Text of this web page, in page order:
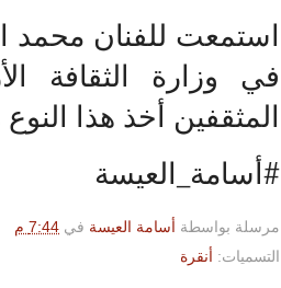
استمعت للفنان محمد
في وزارة الثقافة
المثقفين أخذ هذا
#أسامة_العيسة
مرسلة بواسطة أسامة العيسة في 7:44 م
التسميات:
أنقرة